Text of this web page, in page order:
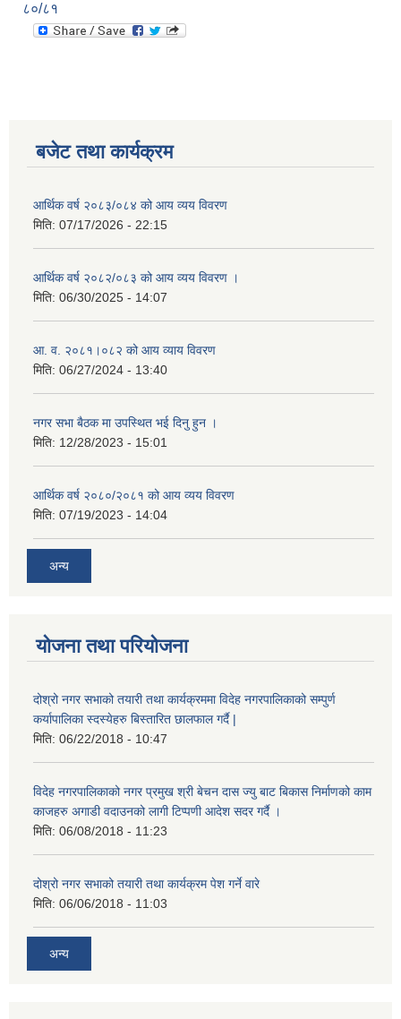
८०/८१
बजेट तथा कार्यक्रम
आर्थिक वर्ष २०८३/०८४ को आय व्यय विवरण
मिति: 07/17/2026 - 22:15
आर्थिक वर्ष २०८२/०८३ को आय व्यय विवरण ।
मिति: 06/30/2025 - 14:07
आ. व. २०८१।०८२ को आय व्याय विवरण
मिति: 06/27/2024 - 13:40
नगर सभा बैठक मा उपस्थित भई दिनु हुन ।
मिति: 12/28/2023 - 15:01
आर्थिक वर्ष २०८०/२०८१ को आय व्यय विवरण
मिति: 07/19/2023 - 14:04
अन्य
योजना तथा परियोजना
दोश्रो नगर सभाको तयारी तथा कार्यक्रममा विदेह नगरपालिकाको सम्पुर्ण
कर्यापालिका स्दस्येहरु बिस्तारित छालफाल गर्दै |
मिति: 06/22/2018 - 10:47
विदेह नगरपालिकाको नगर प्रमुख श्री बेचन दास ज्यु बाट बिकास निर्माणको काम
काजहरु अगाडी वदाउनको लागी टिप्पणी आदेश सदर गर्दै ।
मिति: 06/08/2018 - 11:23
दोश्रो नगर सभाको तयारी तथा कार्यक्रम पेश गर्ने वारे
मिति: 06/06/2018 - 11:03
अन्य